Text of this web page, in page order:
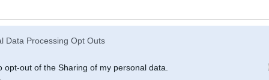
Data Processing Opt Outs
opt-out of the Sharing of my personal data.